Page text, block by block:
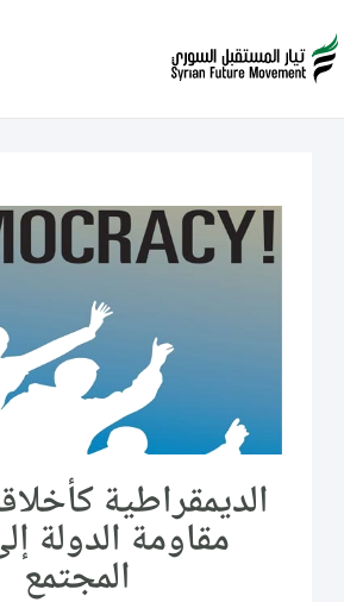
الديمقراطية
مقاومة الدولة
المجتمع